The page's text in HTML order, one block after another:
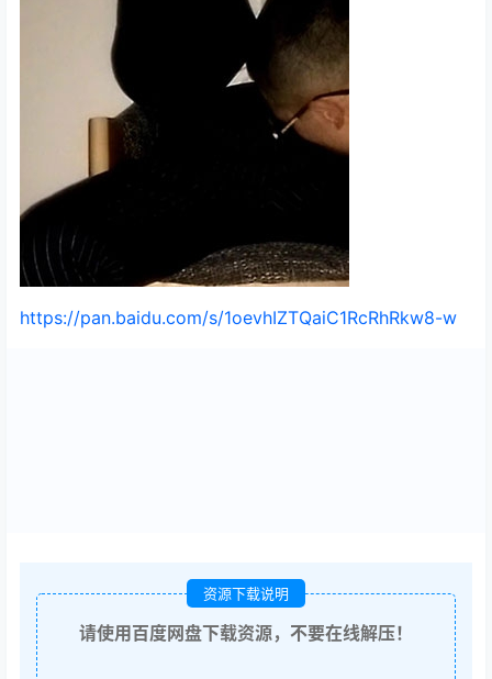
https://pan.baidu.com/s/1oevhIZTQaiC1RcRhRkw8-w
资源下载说明
请使用百度网盘下载资源，不要在线解压！